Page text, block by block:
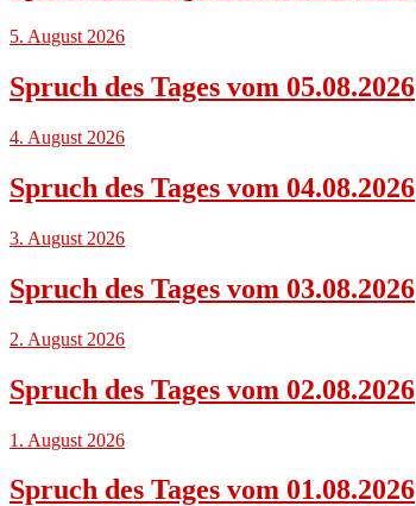
5. August 2026
Spruch des Tages vom 05.08.2026
4. August 2026
Spruch des Tages vom 04.08.2026
3. August 2026
Spruch des Tages vom 03.08.2026
2. August 2026
Spruch des Tages vom 02.08.2026
1. August 2026
Spruch des Tages vom 01.08.2026